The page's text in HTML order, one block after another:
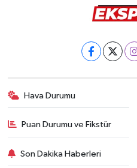
Hava Durumu
Puan Durumu ve Fikstür
Son Dakika Haberleri